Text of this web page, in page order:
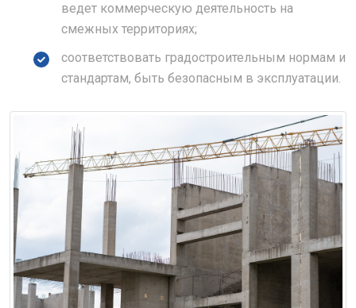
ведет коммерческую деятельность на
смежных территориях;
соответствовать градостроительным нормам и
стандартам, быть безопасным в эксплуатации.